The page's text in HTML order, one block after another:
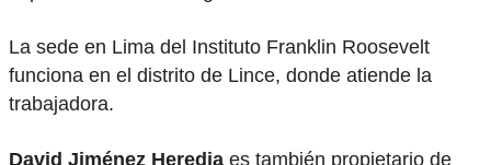
La sede en Lima del Instituto Franklin Roosevelt
funciona en el distrito de Lince, donde atiende la
trabajadora.
David Jiménez Heredia es también propietario de